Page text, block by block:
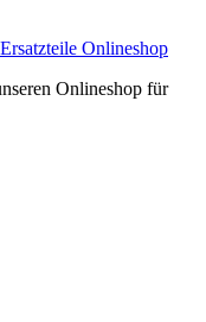
Onlineshop für